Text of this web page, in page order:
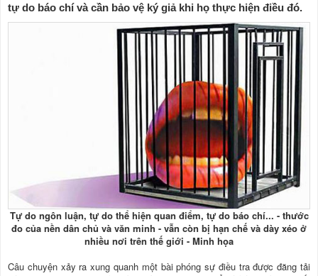
tự do báo chí và cần bảo vệ ký giả khi họ thực hiện điều đó.
Tự do ngôn luận, tự do thể hiện quan điểm, tự do báo chí... - thước
đo của nền dân chủ và văn minh - vẫn còn bị hạn chế và dày xéo ở
nhiều nơi trên thế giới - Minh họa
Câu chuyện xảy ra xung quanh một bài phóng sự điều tra được đăng tải